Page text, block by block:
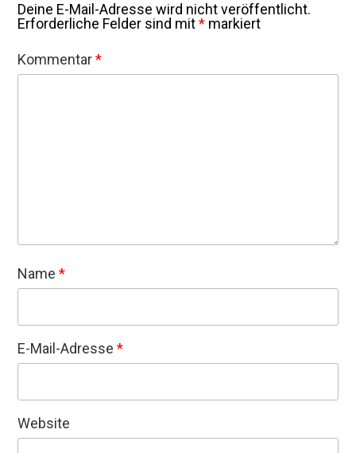
Deine E-Mail-Adresse wird nicht veröffentlicht.
Erforderliche Felder sind mit* markiert
Kommentar*
Name*
E-Mail-Adresse*
Website